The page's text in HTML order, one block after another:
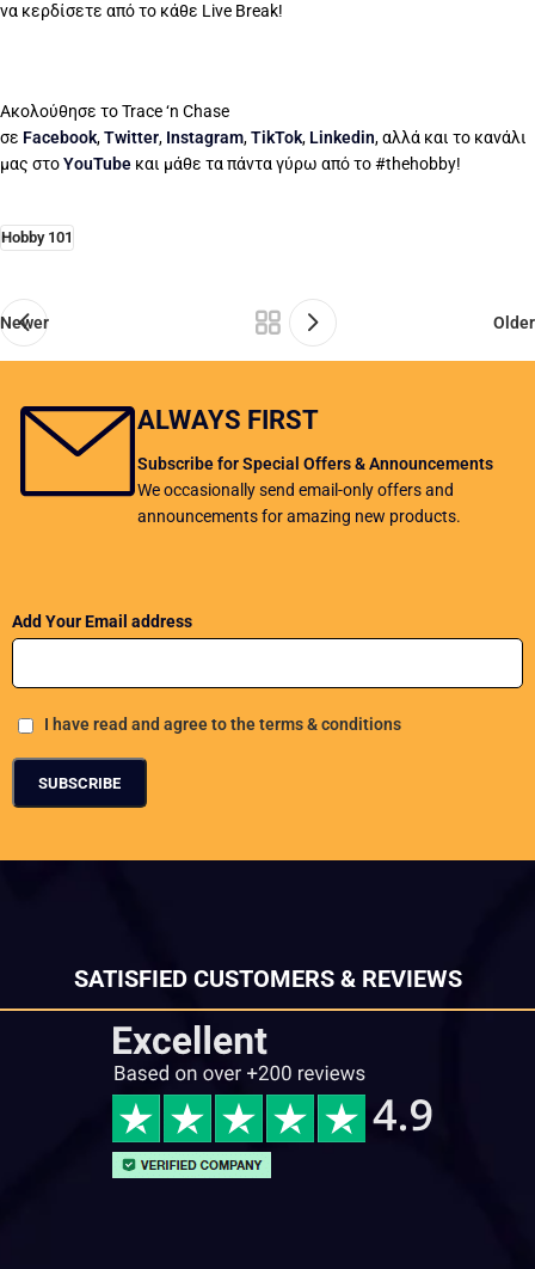
να κερδίσετε από το κάθε Live Break!
Ακολούθησε το Trace ‘n Chase
σε Facebook,Twitter, Instagram,TikTok, Linkedin, αλλά και το κανάλι
μας στοYouTube και μάθε τα πάντα γύρω από το #thehobby!
Hobby 101
Newer Older
ALWAYS FIRST
Subscribe for Special Offers & Announcements
We occasionally send email-only offers and
announcements for amazing new products.
Add Your Email address
I have read and agree to the terms & conditions
SATISFIED CUSTOMERS & REVIEWS